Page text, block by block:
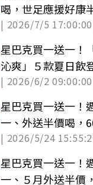
喝，世足應援好康
開賣
| 2026/7/5
星巴克買一送一！
沁爽」５款夏日飲
款、樹懶周邊
| 2026/6/2
星巴克買一送一！
一、外送半價喝，
吊飾
| 2026/5/24
星巴克買一送一！
一、５月外送半價